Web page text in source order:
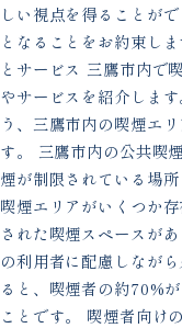
しい視点を得ることが
となることをお約束し
とサービス 三鷹市内で
やサービスを紹介しま
う、三鷹市内の喫煙エ
す。 三鷹市内の公共喫
煙が制限されている場
喫煙エリアがいくつか
された喫煙スペースが
の利用者に配慮しなが
ると、喫煙者の約70%
ことです。 喫煙者向け